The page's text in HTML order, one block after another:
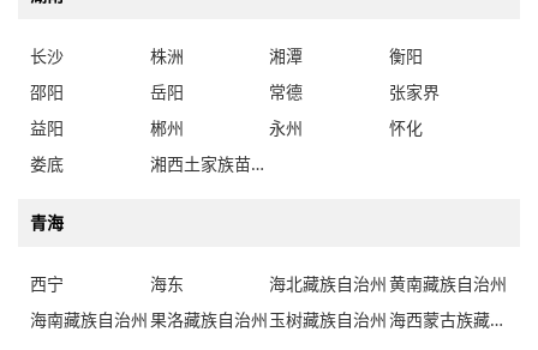
长沙 株洲 湘潭
衡阳
邵阳
岳阳 常德
张家界
益阳
郴州 永州
怀化
娄底
湘西土家族苗族自治州
青海
西宁 海东 海北藏族自治州黄南藏族自治州
海南藏族自治州果洛藏族自治州玉树藏族自治州 海西蒙古族藏族自治州